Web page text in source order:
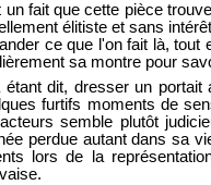
un fait que cette pièce
élitiste et sans
ce que l'on fait là, tout
sa montre pour
étant dit, dresser un portait
furtifs moments de
semble plutôt
perdue autant dans sa
lors de la